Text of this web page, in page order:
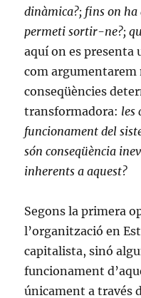
dinàmica?; fins on ha
permeti sortir-ne?;
aquí on es presenta
com argumentarem
conseqüències
transformadora: les
funcionament del
són conseqüència
inherents a aquest?
Segons la primera
l’organització en
capitalista, sinó
funcionament
únicament a través